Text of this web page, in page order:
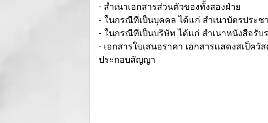
· สำเนาเอกสารส่วนตัวของทั้งสองฝ่าย
- ในกรณีที่เป็นบุคคล ได้แก่ สำเนาบัตรประช
- ในกรณีที่เป็นบริษัท ได้แก่ สำเนาหนังสือรับ
· เอกสารใบเสนอราคา เอกสารแสดงสเป็ค
ประกอบสัญญา